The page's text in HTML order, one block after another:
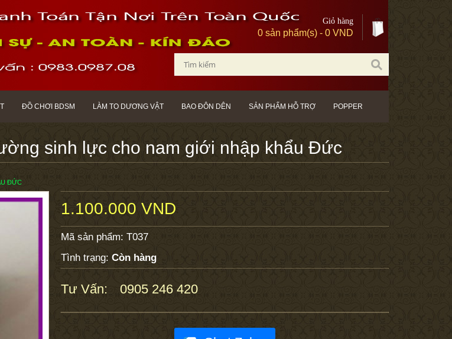
Giỏ hàng
0 sản phẩm(s) - 0 VND
ĐỒ CHƠI BDSM LÀM TO DƯƠNG VẬT BAO ĐÔN DÊN SẢN PHẨM HỖ TRỢ POPPER
sinh lực cho nam giới nhập khẩu Đức
ĐỨC
1.100.000 VND
Mã sản phẩm: T037
Tình trạng: Còn hàng
Tư Vấn: 0905 246 420